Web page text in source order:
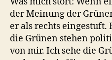
der Meinung der
er als rechts eingestuft.
die Grünen stehen
von mir. Ich sehe die